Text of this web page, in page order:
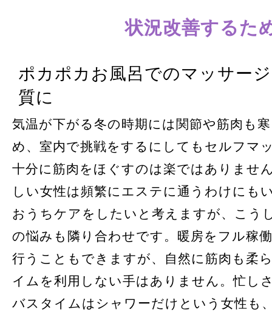
状況改善するた
ポカポカお風呂でのマッサー
質に
気温が下がる冬の時期には関節や筋肉も
め、室内で挑戦をするにしてもセルフマ
十分に筋肉をほぐすのは楽ではありませ
しい女性は頻繁にエステに通うわけにも
おうちケアをしたいと考えますが、こう
の悩みも隣り合わせです。暖房をフル稼
行うこともできますが、自然に筋肉も柔
イムを利用しない手はありません。忙し
バスタイムはシャワーだけという女性も